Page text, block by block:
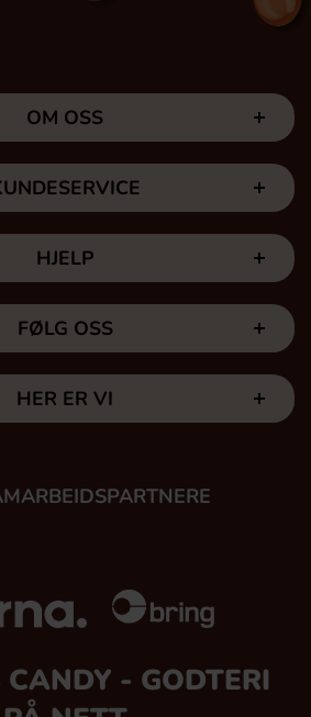
OM OSS
HJELP
FØLG OSS
HER ER VI
CANDY - GODTERI